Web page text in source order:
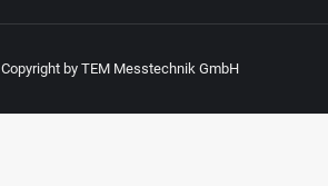
Copyright by TEM Messtechnik GmbH